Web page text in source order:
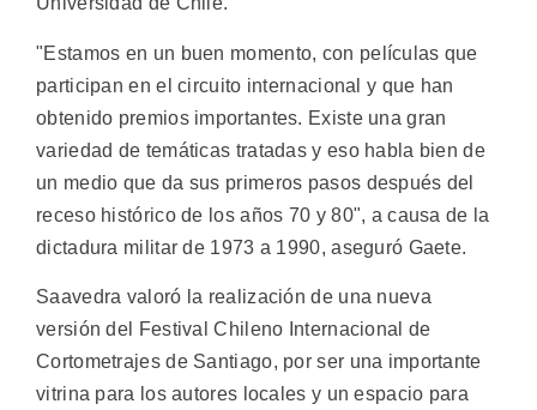
"Estamos en un buen momento, con películas que
participan en el circuito internacional y que han
obtenido premios importantes. Existe una gran
variedad de temáticas tratadas y eso habla bien de
un medio que da sus primeros pasos después del
receso histórico de los años 70 y 80", a causa de la
dictadura militar de 1973 a 1990, aseguró Gaete.
Saavedra valoró la realización de una nueva
versión del Festival Chileno Internacional de
Cortometrajes de Santiago, por ser una importante
vitrina para los autores locales y un espacio para